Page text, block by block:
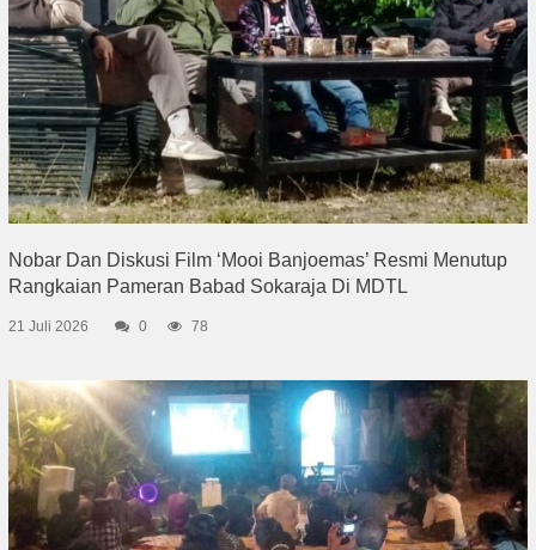
Nobar Dan Diskusi Film ‘Mooi Banjoemas’ Resmi Menutup
Rangkaian Pameran Babad Sokaraja Di MDTL
21 Juli 2026 0 78